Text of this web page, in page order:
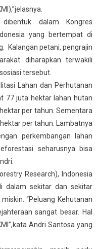
dalam Kongres
yang bertempat di
Kalangan petani, pengrajin
diharapkan terwakili
tersebut.
Lahan dan Perhutanan
77 juta hektar lahan hutan
per tahun. Sementara
per tahun. Lambatnya
perkembangan lahan
seharusnya bisa
Research), Indonesia
dalam sekitar dan sekitar
“Peluang Kehutanan
sangat besar. Hal
Andri Santosa yang